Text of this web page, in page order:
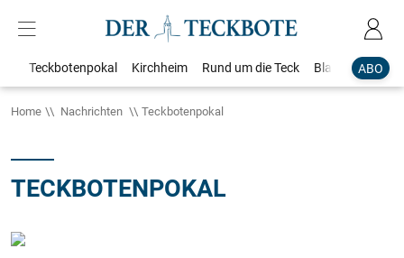
ABO
Teckbotenpokal Kirchheim Rund um die Teck Blaulicht
Home Nachrichten Teckbotenpokal
TECKBOTENPOKAL